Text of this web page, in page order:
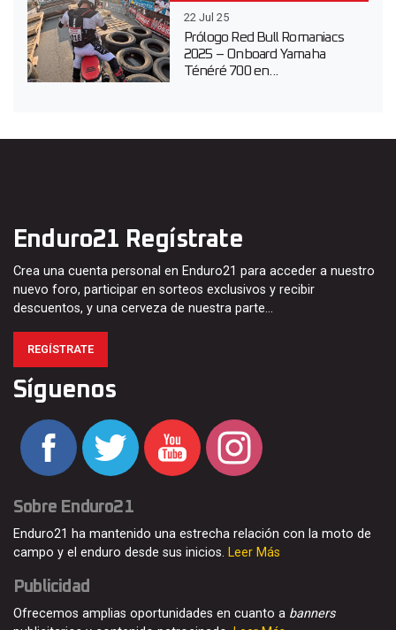
22 Jul 25
Prólogo Red Bull Romaniacs
2025 – Onboard Yamaha
Ténéré 700 en...
Enduro21 Regístrate
Crea una cuenta personal en Enduro21 para acceder a nuestro
nuevo foro, participar en sorteos exclusivos y recibir
descuentos, y una cerveza de nuestra parte…
REGÍSTRATE
Síguenos
Sobre Enduro21
Enduro21 ha mantenido una estrecha relación con la moto de
campo y el enduro desde sus inicios. Leer Más
Publicidad
Ofrecemos amplias oportunidades en cuanto a banners